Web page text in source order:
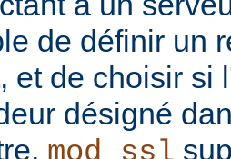
de définir un
et de choisir si
désigné